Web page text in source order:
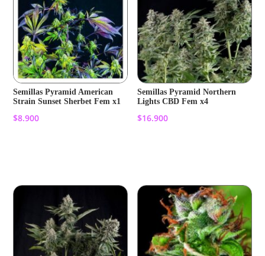
Semillas Pyramid American
Strain Sunset Sherbet Fem x1
$8.900
Semillas Pyramid Northern
Lights CBD Fem x4
$16.900